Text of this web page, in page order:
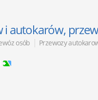
autokarów,
osób | Przewozy